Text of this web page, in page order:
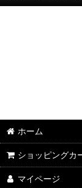
ダークローストブレ
季節のブレンド
ホーム
ショッピングカ
マイページ